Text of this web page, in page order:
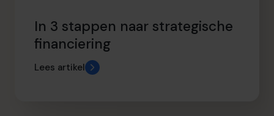
In 3 stappen naar strategische
financiering
Lees artikel